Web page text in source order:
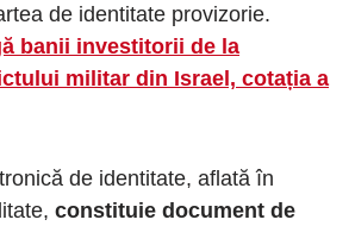
de identitate provizorie.
banii investitorii de la
militar din Israel, cotația a
de identitate, aflată în
constituie document de